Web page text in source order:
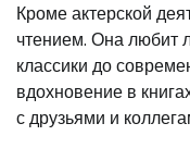
Кроме актерской
чтением. Она любит
классики до
вдохновение в
с друзьями и